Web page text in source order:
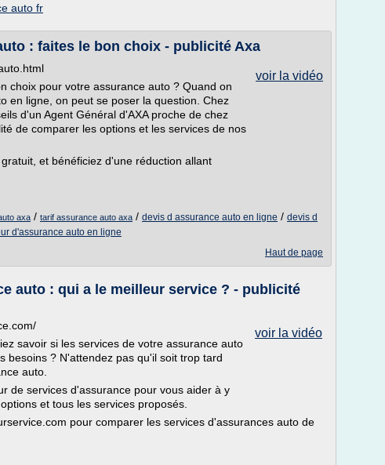
auto fr
: faites le bon choix - publicité Axa
voir la vidéo
choix pour votre assurance auto ? Quand on
en ligne, on peut se poser la question. Chez
d'un Agent Général d'AXA proche de chez
de comparer les options et les services de nos
et bénéficiez d'une réduction allant
axa / tarif assurance auto axa / devis d assurance auto en ligne / devis d
d'assurance auto en ligne
Haut de page
auto : qui a le meilleur service ? - publicité
voir la vidéo
savoir si les services de votre assurance auto
besoins ? N'attendez pas qu'il soit trop tard
auto.
de services d'assurance pour vous aider à y
et tous les services proposés.
pour comparer les services d'assurances auto de